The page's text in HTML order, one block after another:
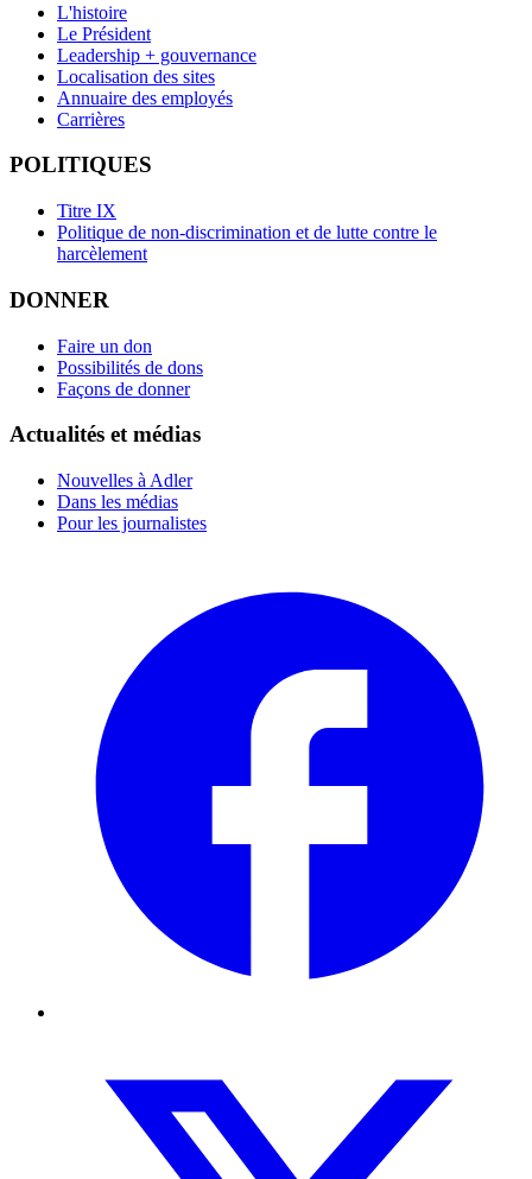
L'histoire
Le Président
Leadership + gouvernance
Localisation des sites
Annuaire des employés
Carrières
POLITIQUES
Titre IX
Politique de non-discrimination et de lutte contre le
harcèlement
DONNER
Faire un don
Possibilités de dons
Façons de donner
Actualités et médias
Nouvelles à Adler
Dans les médias
Pour les journalistes